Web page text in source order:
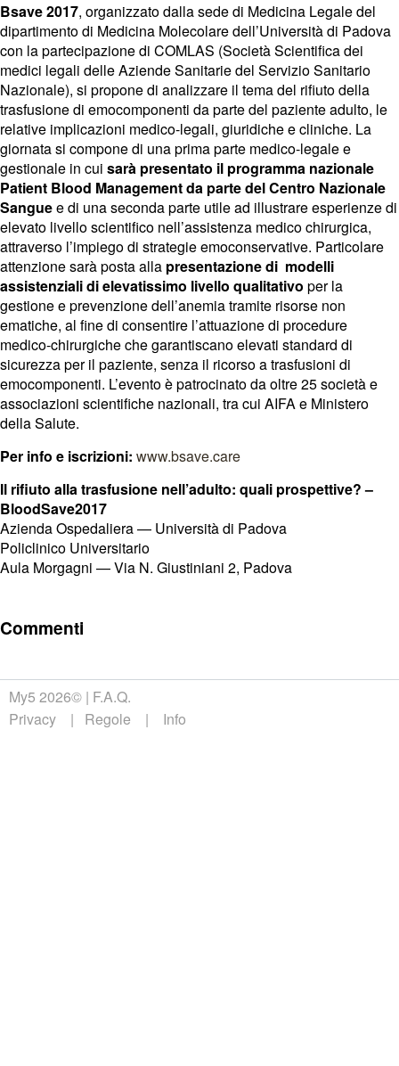
Bsave 2017, organizzato dalla sede di Medicina Legale del
dipartimento di Medicina Molecolare dell’Università di Padova
con la partecipazione di COMLAS (Società Scientifica dei
medici legali delle Aziende Sanitarie del Servizio Sanitario
Nazionale), si propone di analizzare il tema del rifiuto della
trasfusione di emocomponenti da parte del paziente adulto, le
relative implicazioni medico-legali, giuridiche e cliniche. La
giornata si compone di una prima parte medico-legale e
gestionale in cui sarà presentato il programma nazionale
Patient Blood Management da parte del Centro Nazionale
Sanguee di una seconda parte utile ad illustrare esperienze di
elevato livello scientifico nell’assistenza medico chirurgica,
attraverso l’impiego di strategie emoconservative. Particolare
attenzione sarà posta alla presentazione di modelli
assistenziali di elevatissimo livello qualitativo per la
gestione e prevenzione dell’anemia tramite risorse non
ematiche, al fine di consentire l’attuazione di procedure
medico-chirurgiche che garantiscano elevati standard di
sicurezza per il paziente, senza il ricorso a trasfusioni di
emocomponenti. L’evento è patrocinato da oltre 25 società e
associazioni scientifiche nazionali, tra cui AIFA e Ministero
della Salute.
Per info e iscrizioni: www.bsave.care
Il rifiuto alla trasfusione nell’adulto: quali prospettive? –
BloodSave2017
Azienda Ospedaliera — Università di Padova
Policlinico Universitario
Aula Morgagni — Via N. Giustiniani 2, Padova
Commenti
My5 2026© F.A.Q.
Privacy
Regole Info